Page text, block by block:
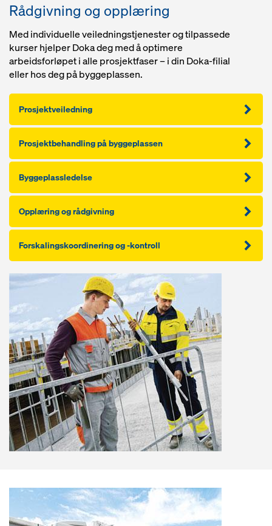
Rådgivning og opplæring
Med individuelle veiledningstjenester og tilpassede
kurser hjelper Doka deg med å optimere
arbeidsforløpet i alle prosjektfaser – i din Doka-filial
eller hos deg på byggeplassen.
Prosjektveiledning
Prosjektbehandling på byggeplassen
Byggeplassledelse
Opplæring og rådgivning
Forskalingskoordinering og -kontroll